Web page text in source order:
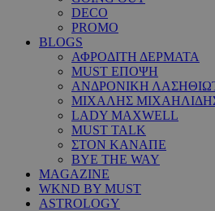
DECO
PROMO
BLOGS
ΑΦΡΟΔΙΤΗ ΔΕΡΜΑΤΑ
MUST ΕΠΟΨΗ
ΑΝΔΡΟΝΙΚΗ
ΜΙΧΑΛΗΣ
LADY MAXWELL
MUST TALK
ΣΤΟΝ ΚΑΝΑΠΕ
BYE THE WAY
MAGAZINE
WKND BY MUST
ASTROLOGY